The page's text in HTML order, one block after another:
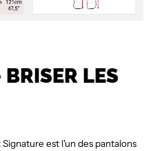
BRISER LES
est l'un des pantalons